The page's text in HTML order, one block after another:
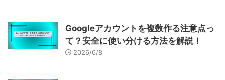
Googleアカウントを複数作る注意点っ
て？安全に使い分ける方法を解説！
2026/6/8